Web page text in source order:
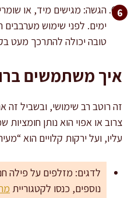
ימים. לפני שימוש מערבבים
טובה יכולה להתרכך מעט
איך משתמשים
זה רוטב רב שימושי, ובשביל זה
צרוב או אפוי הוא נותן
עליו, ועל ירקות קלויים הוא
לדגים: מזלפים על פילה
נוספים, כנסו לקטגוריית